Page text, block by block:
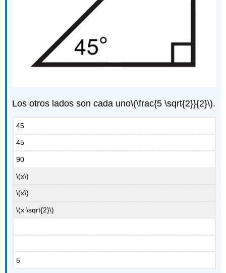
Los otros lados son cada uno\(\frac{5 \sqrt{2}}{2}\).
45
45
90
\(x\)
\(x\)
\(x \sqrt{2}\)
5